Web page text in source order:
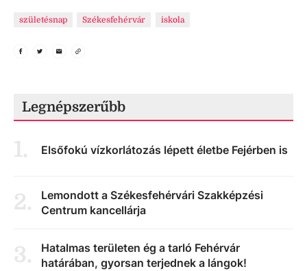
születésnap Székesfehérvár iskola
Legnépszerűbb
1. Elsőfokú vízkorlátozás lépett életbe Fejérben is
2.
Lemondott a Székesfehérvári Szakképzési
Centrum kancellárja
3.
Hatalmas területen ég a tarló Fehérvár
határában, gyorsan terjednek a lángok!